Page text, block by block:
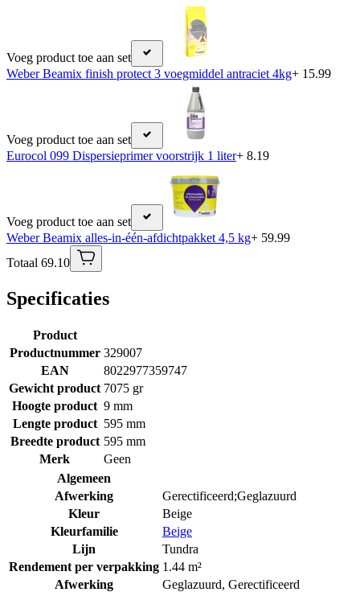
Voeg product toe aan set
Weber Beamix finish protect 3 voegmiddel antraciet 4kg+ 15.99
Voeg product toe aan set
Eurocol 099 Dispersieprimer voorstrijk 1 liter+ 8.19
Voeg product toe aan set
Weber Beamix alles-in-één-afdichtpakket 4,5 kg+ 59.99
Totaal 69.10
Specificaties
Product
Productnummer 329007
EAN
8022977359747
Gewicht product 7075 gr
Hoogte product 9 mm
Lengte product 595 mm
Breedte product 595 mm
Merk
Geen
Algemeen
Afwerking
Gerectificeerd;Geglazuurd
Kleur
Beige
Kleurfamilie
Beige
Lijn
Tundra
Rendement per verpakking 1.44 m²
Afwerking
Geglazuurd, Gerectificeerd